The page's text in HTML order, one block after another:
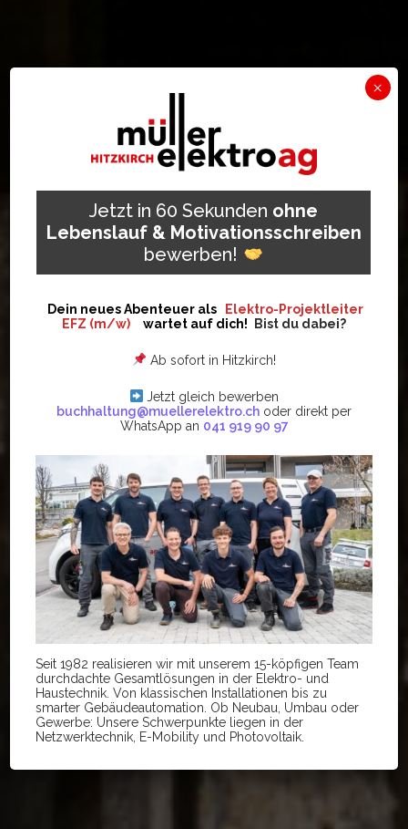
Damit Strom und
Kommunikation fliessen!
Gesamtlösungen für intelligente Gebäude – Auch für Sie!
Mehr Informationen
Jetzt in 60 Sekunden ohne
Lebenslauf & Motivationsschreiben
bewerben!
Dein neues Abenteuer als
Elektro-Projektleiter
EFZ (m/w)
wartet auf dich! Bist du dabei?
Ab sofort in Hitzkirch!
Jetzt gleich bewerben
buchhaltung@muellerelektro.ch oder direkt per
WhatsApp an 041 919 90 97
Seit 1982 realisieren wir mit unserem 15-köpfigen Team
durchdachte Gesamtlösungen in der Elektro- und
Haustechnik. Von klassischen Installationen bis zu
smarter Gebäudeautomation. Ob Neubau, Umbau oder
Gewerbe: Unsere Schwerpunkte liegen in der
Netzwerktechnik, E-Mobility und Photovoltaik.
×